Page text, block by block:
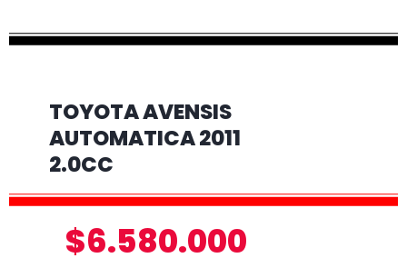
TOYOTA AVENSIS
AUTOMATICA 2011
2.0CC
$6.580.000